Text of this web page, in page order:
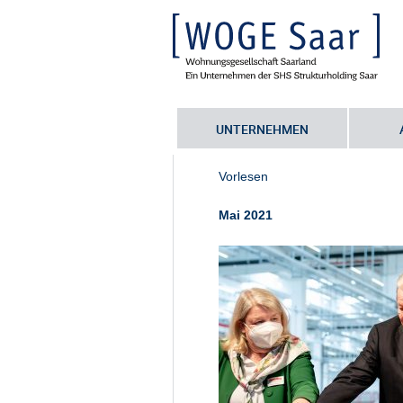
UNTERNEHMEN
Sie befinden sich hier:
Vorlesen
Mai 2021